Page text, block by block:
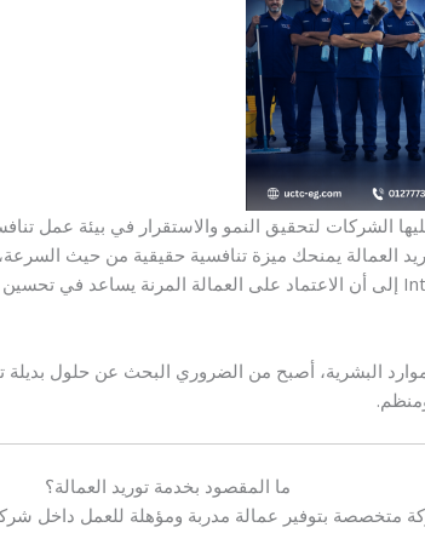
الشركات لتحقيق النمو والاستقرار في بيئة عمل
العمالة يمنحك ميزة تنافسية حقيقية من حيث السرعة،
إلى أن الاعتماد على العمالة المرنة يساعد في تحسين
البشرية، أصبح من الضروري البحث عن حلول
ما المقصود بخدمة توريد العمالة؟
متخصصة بتوفير عمالة مدربة ومؤهلة للعمل داخل